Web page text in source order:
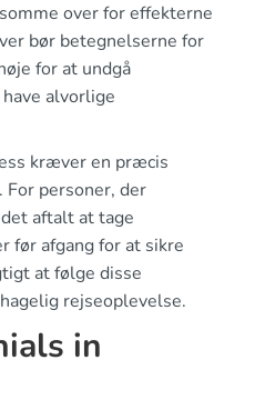
over for effekterne
bør betegnelserne for
for at undgå
alvorlige
kræver en præcis
personer, der
aftalt at tage
før afgang for at sikre
at følge disse
rejseoplevelse.
in